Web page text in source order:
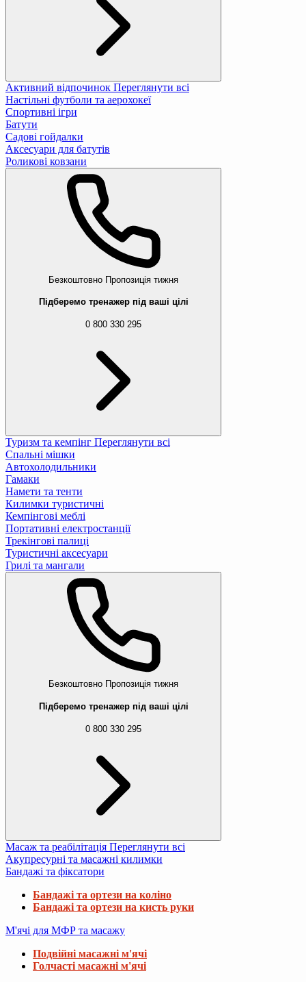
Активний відпочинок Переглянути всі
Настільні футболи та аерохокеї
Спортивні ігри
Батути
Садові гойдалки
Аксесуари для батутів
Роликові ковзани
Безкоштовно Пропозиція тижня
Підберемо тренажер під ваші цілі
0 800 330 295
Туризм та кемпінг Переглянути всі
Спальні мішки
Автохолодильники
Гамаки
Намети та тенти
Килимки туристичні
Кемпінгові меблі
Портативні електростанції
Трекінгові палиці
Туристичні аксесуари
Грилі та мангали
Безкоштовно Пропозиція тижня
Підберемо тренажер під ваші цілі
0 800 330 295
Масаж та реабілітація Переглянути всі
Акупресурні та масажні килимки
Бандажі та фіксатори
Бандажі та ортези на коліно
Бандажі та ортези на кисть руки
М'ячі для МФР та масажу
Подвійні масажні м'ячі
Голчасті масажні м'ячі